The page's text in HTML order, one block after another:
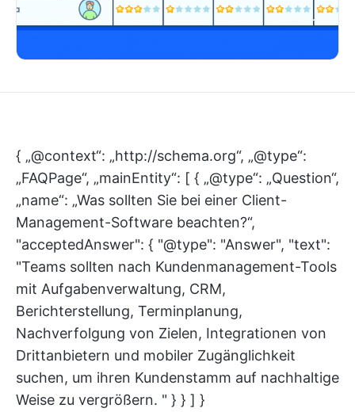
{ „@context“: „http://schema.org“, „@type“:
„FAQPage“, „mainEntity“: [ { „@type“: „Question“,
„name“: „Was sollten Sie bei einer Client-
Management-Software beachten?“,
"acceptedAnswer": { "@type": "Answer", "text":
"Teams sollten nach Kundenmanagement-Tools
mit Aufgabenverwaltung, CRM,
Berichterstellung, Terminplanung,
Nachverfolgung von Zielen, Integrationen von
Drittanbietern und mobiler Zugänglichkeit
suchen, um ihren Kundenstamm auf nachhaltige
Weise zu vergrößern. " } } ] }